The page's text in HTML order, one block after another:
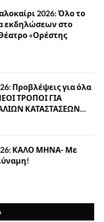
2026: Όλο το
εκδηλώσεων στο
«Ορέστης
Προβλέψεις για όλα
ΤΡΟΠΟΙ ΓΙΑ
ΚΑΤΑΣΤΑΣΕΩΝ…
ΚΑΛΟ ΜΗΝΑ- Με